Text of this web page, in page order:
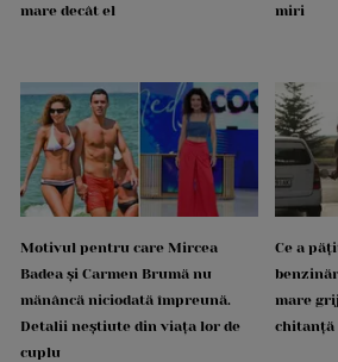
mare decât el
miri
Motivul pentru care Mircea
Badea și Carmen Brumă nu
mănâncă niciodată împreună.
Detalii neștiute din viața lor de
cuplu
Ce a
mare
chitanță